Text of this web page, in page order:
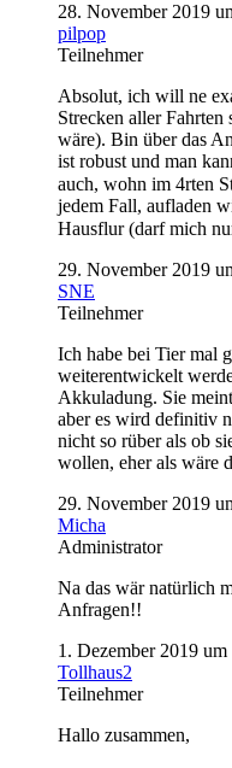
28. November 2019
pilpop
Teilnehmer
Absolut, ich will ne
Strecken aller
wäre). Bin über das
ist robust und man
auch, wohn im 4rten
jedem Fall, aufladen
Hausflur (darf mich
29. November 2019
SNE
Teilnehmer
Ich habe bei Tier mal
weiterentwickelt
Akkuladung. Sie
aber es wird definitiv
nicht so rüber als ob
wollen, eher als wäre
29. November 2019
Micha
Administrator
Na das wär natürlich
Anfragen!!
1. Dezember 2019
Tollhaus2
Teilnehmer
Hallo zusammen,